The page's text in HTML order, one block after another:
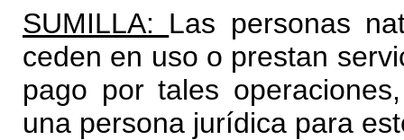
SUMILLA: Las personas
ceden en uso o prestan
pago por tales
una persona jurídica para